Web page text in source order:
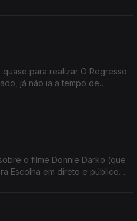
para realizar O Regresso
já não ia a tempo de
o filme Donnie Darko (que
Escolha em direto e público